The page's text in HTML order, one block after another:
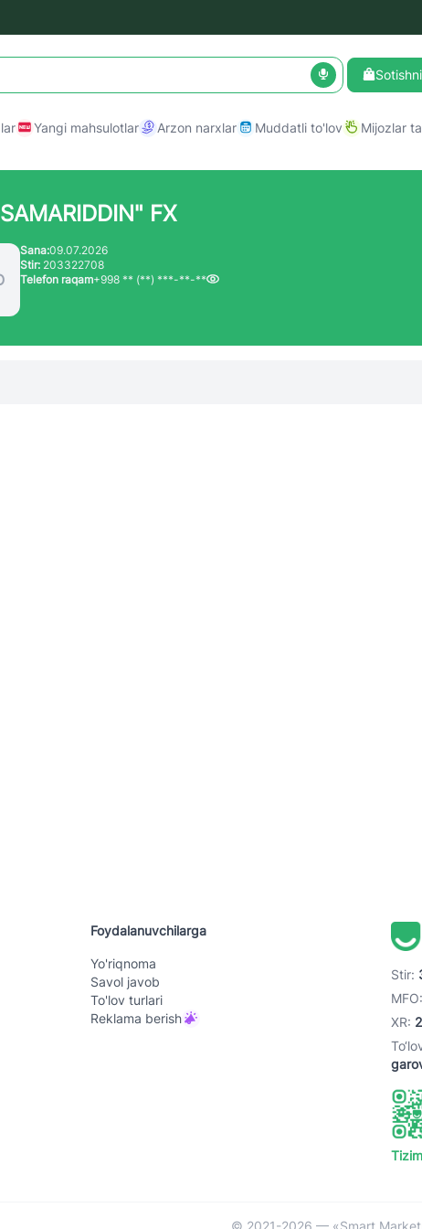
Yangi mahsulotlar Arzon narxlar Muddatli to'lov Mijozlar
FX
Sana:09.07.2026
Stir: 203322708
Telefon raqam+998 ** (**) ***-**-**
Foydalanuvchilarga
Yo'riqnoma
Savol javob
To'lov turlari
Reklama berish
Stir:
MFO:
XR:
© 2021-2026 — «Smart